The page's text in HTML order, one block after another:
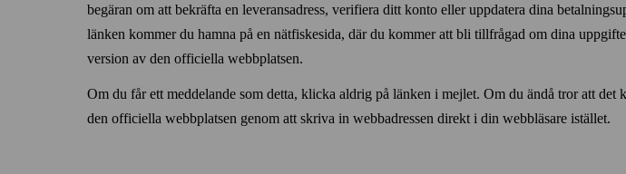
begäran om att bekräfta en leveransadress, verifiera ditt konto eller uppdatera dina
länken kommer du hamna på en nät­fiskesida, där du kommer att bli tillfrågad om dina
version av den officiella webb­platsen.
Om du får ett meddelande som detta, klicka aldrig på länken i mejlet. Om du ändå tror att det
den officiella webb­platsen genom att skriva in webb­adressen direkt i din webb­läsare istället.